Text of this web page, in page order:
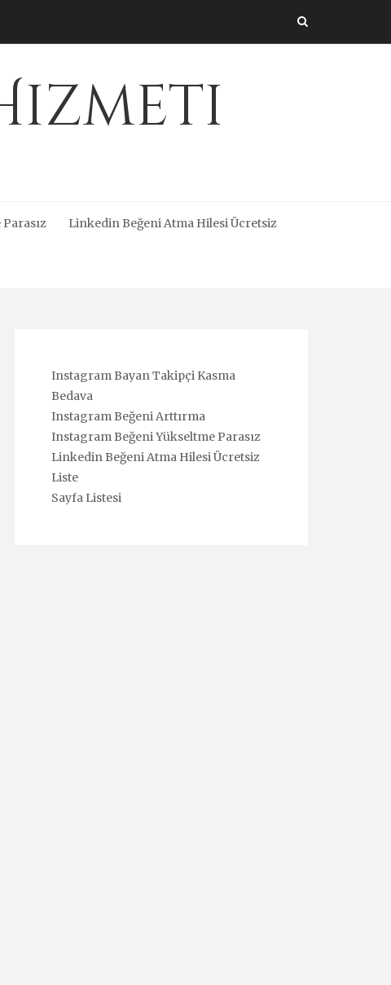
Linkedin Beğeni Atma Hilesi Ücretsiz
Instagram Bayan Takipçi Kasma
Bedava
Instagram Beğeni Arttırma
Instagram Beğeni Yükseltme Parasız
Linkedin Beğeni Atma Hilesi Ücretsiz
Liste
Sayfa Listesi